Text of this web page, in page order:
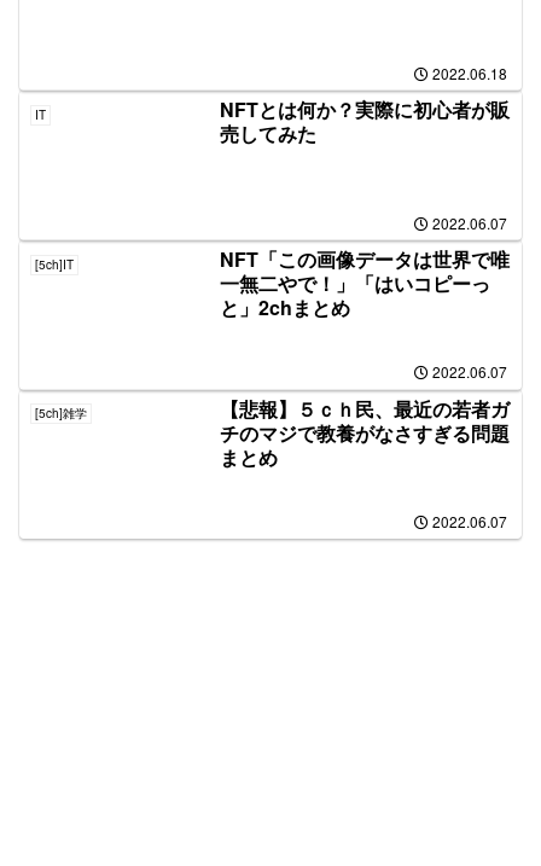
2022.06.18
IT
NFTとは何か？実際に初心者が販
売してみた
2022.06.07
[5ch]IT
NFT「この画像データは世界で唯
一無二やで！」「はいコピーっ
と」2chまとめ
2022.06.07
[5ch]雑学
【悲報】５ｃｈ民、最近の若者ガ
チのマジで教養がなさすぎる問題
まとめ
2022.06.07